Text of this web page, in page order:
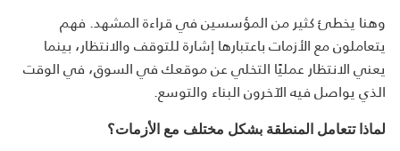
وهنا يخطئ كثير من المؤسسين في قراءة المشهد. فهم
يتعاملون مع الأزمات باعتبارها إشارة للتوقف والانتظار، بينما
يعني الانتظار عمليًا التخلي عن موقعك في السوق، في الوقت
الذي يواصل فيه الآخرون البناء والتوسع.
لماذا تتعامل المنطقة بشكل مختلف مع الأزمات؟